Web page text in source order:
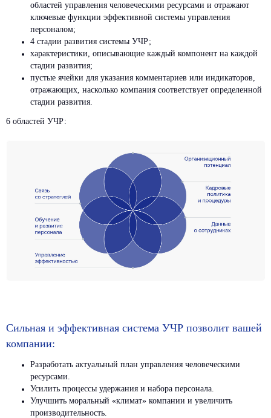
областей управления человеческими ресурсами и отражают
ключевые функции эффективной системы управления
персоналом;
4 стадии развития системы УЧР;
характеристики, описывающие каждый компонент на каждой
стадии развития;
пустые ячейки для указания комментариев или индикаторов,
отражающих, насколько компания соответствует определенной
стадии развития.
6 областей УЧР:
Сильная и эффективная система УЧР позволит вашей
компании:
Разработать актуальный план управления человеческими
ресурсами.
Усилить процессы удержания и набора персонала.
Улучшить моральный «климат» компании и увеличить
производительность.
Санкт-Петербург,
Московский пр-т.,
д. 102
Офис Социальные сети
Телеграм
Телеграм BITOBE